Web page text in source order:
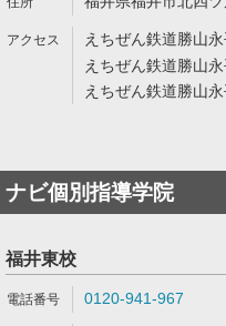
えちぜん鉄道勝山
えちぜん鉄道勝山
えちぜん鉄道勝山
ナビ個別指導学院
福井東校
0120-941-967